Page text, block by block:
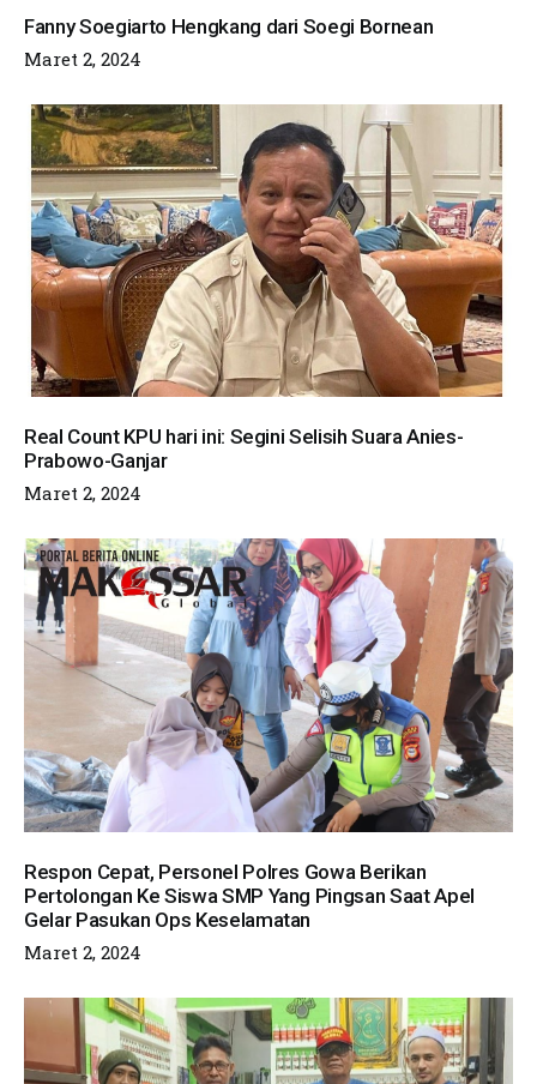
Fanny Soegiarto Hengkang dari Soegi Bornean
Maret 2, 2024
Real Count KPU hari ini: Segini Selisih Suara Anies-
Prabowo-Ganjar
Maret 2, 2024
Respon Cepat, Personel Polres Gowa Berikan
Pertolongan Ke Siswa SMP Yang Pingsan Saat Apel
Gelar Pasukan Ops Keselamatan
Maret 2, 2024